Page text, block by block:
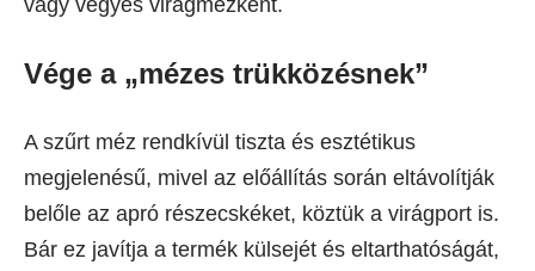
Vége a „mézes trükközésnek”
A szűrt méz rendkívül tiszta és esztétikus
megjelenésű, mivel az előállítás során eltávolítják
belőle az apró részecskéket, köztük a virágport is.
Bár ez javítja a termék külsejét és eltarthatóságát,